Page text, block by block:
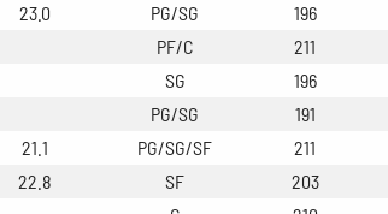
23.0 PG/SG 196
PF/C 211
SG 196
PG/SG 191
21.1 PG/SG/SF
211
22.8 SF 203